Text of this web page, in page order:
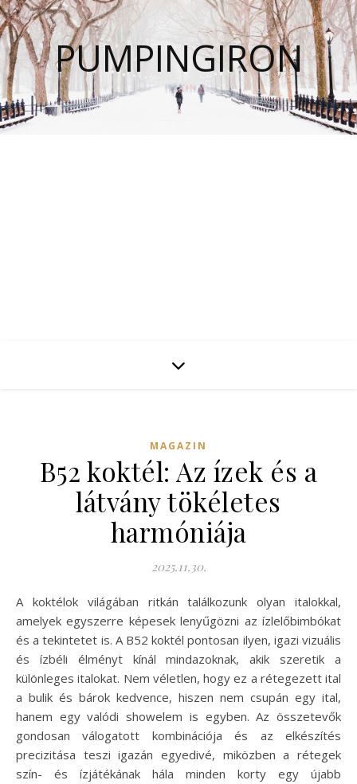
PUMPINGIRON
MAGAZIN
B52 koktél: Az ízek és a
látvány tökéletes
harmóniája
2025.11.30.
A koktélok világában ritkán találkozunk olyan italokkal,
amelyek egyszerre képesek lenyűgözni az ízlelőbimbókat
és a tekintetet is. A B52 koktél pontosan ilyen, igazi vizuális
és ízbéli élményt kínál mindazoknak, akik szeretik a
különleges italokat. Nem véletlen, hogy ez a rétegezett ital
a bulik és bárok kedvence, hiszen nem csupán egy ital,
hanem egy valódi showelem is egyben. Az összetevők
gondosan válogatott kombinációja és az elkészítés
precizitása teszi igazán egyedivé, miközben a rétegek
szín- és ízjátékának hála minden korty egy újabb